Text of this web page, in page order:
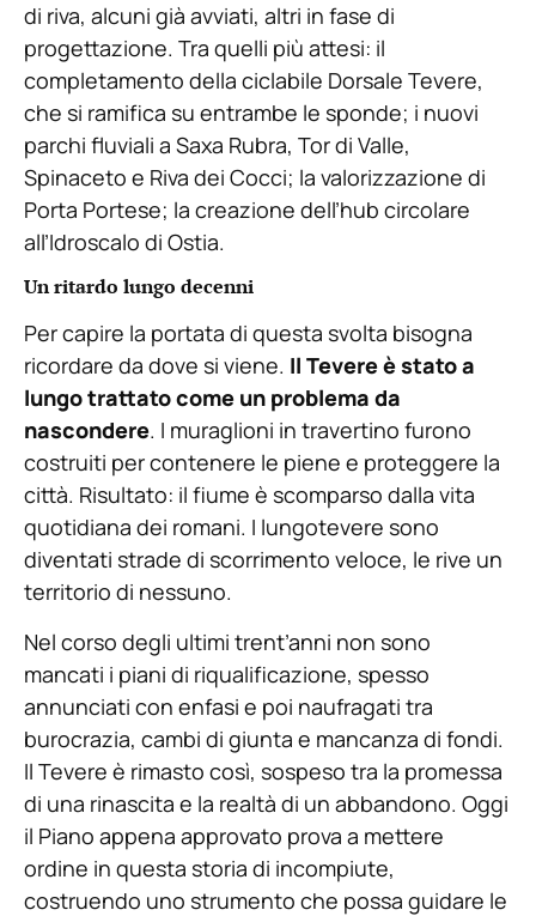
di riva, alcuni già avviati, altri in fase di
progettazione. Tra quelli più attesi: il
completamento della ciclabile Dorsale Tevere,
che si ramifica su entrambe le sponde; i nuovi
parchi fluviali a Saxa Rubra, Tor di Valle,
Spinaceto e Riva dei Cocci; la valorizzazione di
Porta Portese; la creazione dell’hub circolare
all’Idroscalo di Ostia.
Un ritardo lungo decenni
Per capire la portata di questa svolta bisogna
ricordare da dove si viene. Il Tevere è stato a
lungo trattato come un problema da
nascondere. I muraglioni in travertino furono
costruiti per contenere le piene e proteggere la
città. Risultato: il fiume è scomparso dalla vita
quotidiana dei romani. I lungotevere sono
diventati strade di scorrimento veloce, le rive un
territorio di nessuno.
Nel corso degli ultimi trent’anni non sono
mancati i piani di riqualificazione, spesso
annunciati con enfasi e poi naufragati tra
burocrazia, cambi di giunta e mancanza di fondi.
Il Tevere è rimasto così, sospeso tra la promessa
di una rinascita e la realtà di un abbandono. Oggi
il Piano appena approvato prova a mettere
ordine in questa storia di incompiute,
costruendo uno strumento che possa guidare le